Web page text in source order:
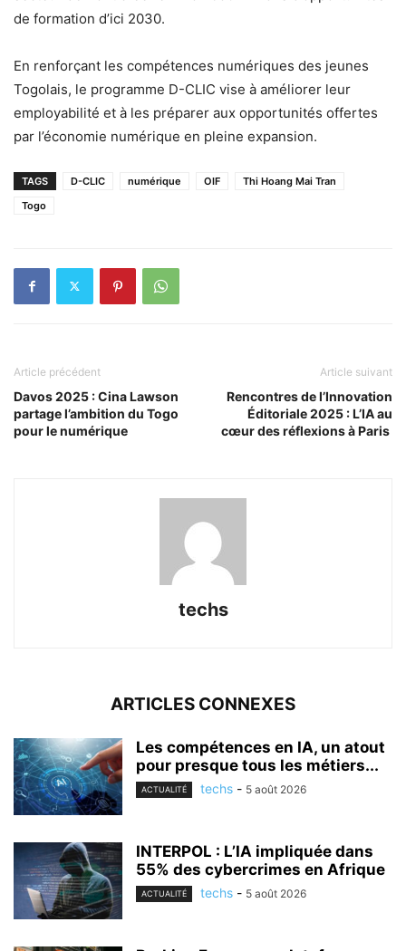
de formation d’ici 2030.
En renforçant les compétences numériques des jeunes
Togolais, le programme D-CLIC vise à améliorer leur
employabilité et à les préparer aux opportunités offertes
par l’économie numérique en pleine expansion.
TAGS D-CLIC numérique OIF
Thi Hoang Mai Tran
Togo
Article précédent
Davos 2025 : Cina Lawson
partage l’ambition du Togo
pour le numérique
Article suivant
Rencontres de l’Innovation
Éditoriale 2025 : L’IA au
cœur des réflexions à Paris
techs
ARTICLES CONNEXES
Les compétences en IA, un atout
pour presque tous les métiers...
ACTUALITÉ techs - 5 août 2026
INTERPOL : L’IA impliquée dans
55% des cybercrimes en Afrique
ACTUALITÉ techs - 5 août 2026